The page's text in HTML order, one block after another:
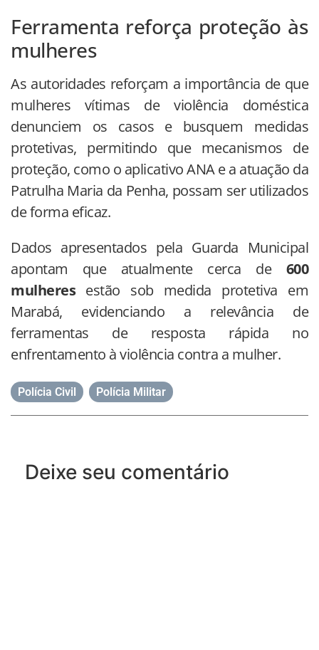
Ferramenta reforça proteção às
mulheres
As autoridades reforçam a importância de que
mulheres vítimas de violência doméstica
denunciem os casos e busquem medidas
protetivas, permitindo que mecanismos de
proteção, como o aplicativo ANA e a atuação da
Patrulha Maria da Penha, possam ser utilizados
de forma eficaz.
Dados apresentados pela Guarda Municipal
apontam que atualmente cerca de 600
mulheresestão sob medida protetiva em
Marabá, evidenciando a relevância de
ferramentas de resposta rápida no
enfrentamento à violência contra a mulher.
Polícia Civil Polícia Militar
Deixe seu comentário